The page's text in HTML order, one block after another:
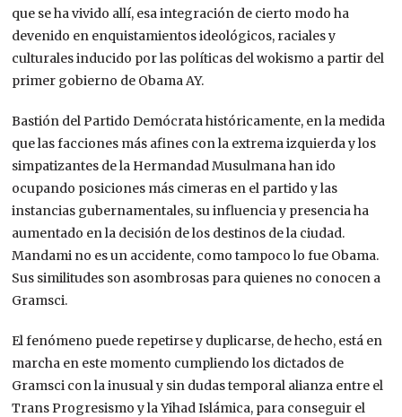
que se ha vivido allí, esa integración de cierto modo ha
devenido en enquistamientos ideológicos, raciales y
culturales inducido por las políticas delwokismo a partir del
primer gobierno de Obama AY.
Bastión del Partido Demócrata históricamente, en la medida
que las facciones más afines con la extrema izquierda y los
simpatizantes de la Hermandad Musulmana han ido
ocupando posiciones más cimeras en el partido y las
instancias gubernamentales, su influencia y presencia ha
aumentado en la decisión de los destinos de la ciudad.
Mandami no es un accidente, como tampoco lo fue Obama.
Sus similitudes son asombrosas para quienes no conocen a
Gramsci.
El fenómeno puede repetirse y duplicarse, de hecho, está en
marcha en este momento cumpliendo los dictados de
Gramsci con la inusual y sin dudas temporal alianza entre el
Trans Progresismo y la Yihad Islámica, para conseguir el